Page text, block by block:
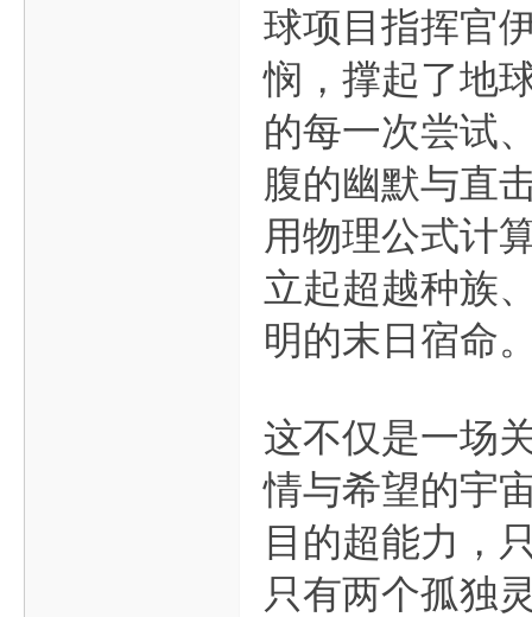
球项目指挥官
悯，撑起了地
的每一次尝试
腹的幽默与直
用物理公式计
立起超越种族
明的末日宿命
这不仅是一场
情与希望的宇
目的超能力，
只有两个孤独